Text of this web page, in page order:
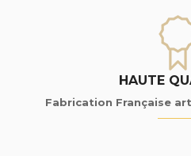
HAUTE
Fabrication Française